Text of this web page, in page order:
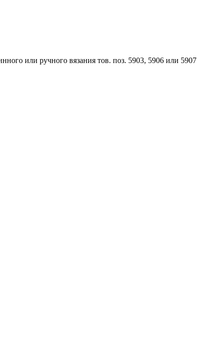
или ручного вязания тов. поз. 5903, 5906 или 5907